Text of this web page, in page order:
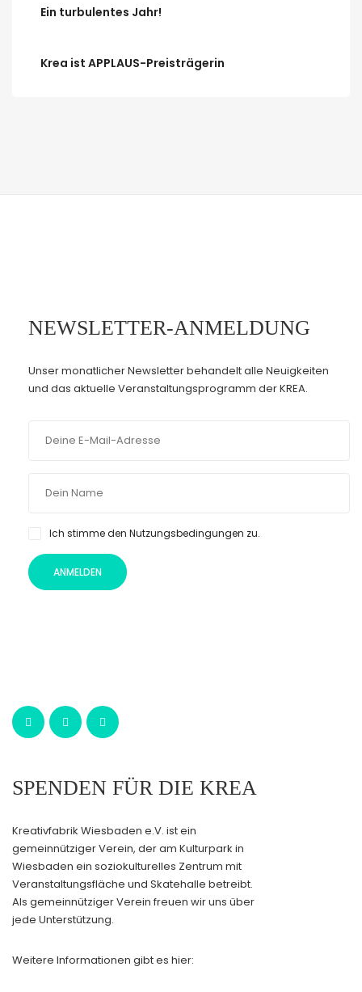
Ein turbulentes Jahr!
Krea ist APPLAUS-Preisträgerin
NEWSLETTER-ANMELDUNG
Unser monatlicher Newsletter behandelt alle Neuigkeiten
und das aktuelle Veranstaltungsprogramm der KREA.
Ich stimme den Nutzungsbedingungen zu.
ANMELDEN
SPENDEN FÜR DIE KREA
Kreativfabrik Wiesbaden e.V. ist ein
gemeinnütziger Verein, der am Kulturpark in
Wiesbaden ein soziokulturelles Zentrum mit
Veranstaltungsfläche und Skatehalle betreibt.
Als gemeinnütziger Verein freuen wir uns über
jede Unterstützung.
Weitere Informationen gibt es hier: